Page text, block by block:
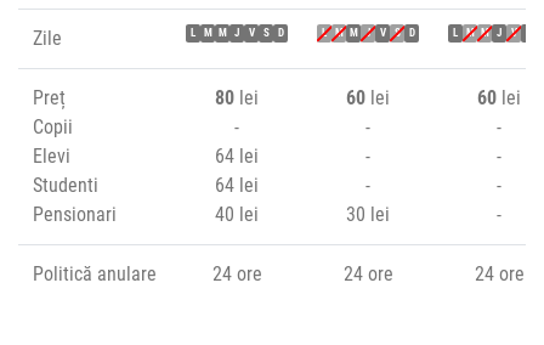
Zile L M M J V S D L M M J V S D L M M J V
Preț
Copii
Elevi
Studenti
Pensionari
80 lei
-
64 lei
64 lei
40 lei
60 lei
-
-
-
30 lei
60 lei
-
-
-
-
Politică anulare 24 ore 24 ore 24 ore